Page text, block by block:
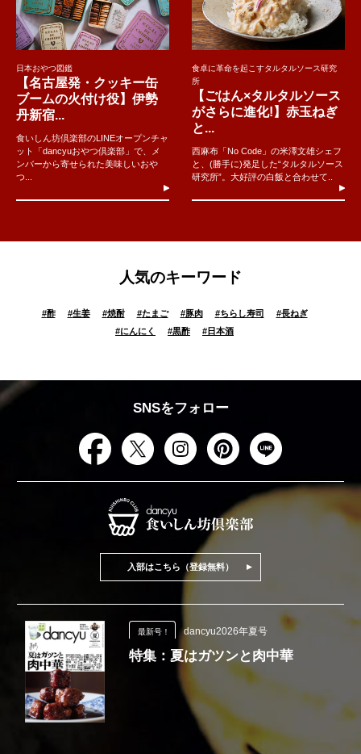
日本おやつ図鑑
【名古屋発・クッキー缶
ブームの火付け役】伊勢
丹新宿...
食いしん坊倶楽部のLINEオープンチャ
ット「dancyuおやつ倶楽部」で、メ
ンバーから寄せられた美味しいおや
つ...
食卓に革命を起こすタルタルソース研究
所
【ごはん×タルタルソース
がさらに進化!】赤玉ねぎ
と...
西麻布「No Code」の米澤文雄シェフ
と、(勝手に)発足した“タルタルソース
研究所”。大好評の白飯と合わせて..
人気のキーワード
#酢 #生姜 #焼酎 #たまご #豚肉 #ちらし寿司 #長ねぎ
#にんにく #黒酢 #日本酒
SNSをフォロー
入部はこちら（登録無料）
最新号！ dancyu2026年夏号
特集：夏はガツンと肉中華